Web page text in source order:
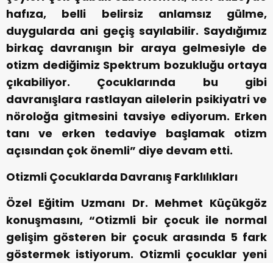
hafıza, belli belirsiz anlamsız gülme,
duygularda ani geçiş sayılabilir. Saydığımız
birkaç davranışın bir araya gelmesiyle de
otizm dediğimiz Spektrum bozukluğu ortaya
çıkabiliyor. Çocuklarında bu gibi
davranışlara rastlayan ailelerin psikiyatri ve
nöroloğa gitmesini tavsiye ediyorum. Erken
tanı ve erken tedaviye başlamak otizm
açısından çok önemli” diye devam etti.
Otizmli Çocuklarda Davranış Farklılıkları
Özel Eğitim Uzmanı Dr. Mehmet Küçükgöz
konuşmasını, “Otizmli bir çocuk ile normal
gelişim gösteren bir çocuk arasında 5 fark
göstermek istiyorum. Otizmli çocuklar yeni